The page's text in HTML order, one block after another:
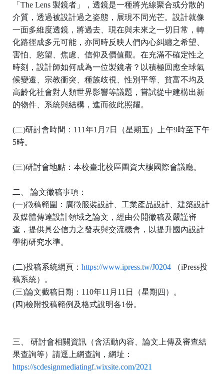
「 The Lens 製鏡者」，透鏡是一種將光線聚合或分散的
介質，透過被設計過之姿態，展現不同光芒。設計就像
一面多維度透鏡，將過去、現在與未來之一切日常，轉
化路徑成多元可能，亦同時反映人們內心糾纏之希望、
害怕、慾望、焦慮、信仰及價值觀。在充滿不確定性之
時刻，設計師如何成為一位製鏡者？以積極回應全球氣
候變遷、宗教衝突、種族歧視、性別平等、貧富不均及
高齡化社會對人類世界影響等議題，嘗試從中建構出新
的物件、系統與結構，進而彼此照耀。
(二)研討會時間： 111年1 月 7日（星期五）上午9時至下午
5時。
(三)研討會地點：本校臺北校區圖資大樓國際會議廳。
二、 論文徵稿事項：
(一)徵稿範圍：廣徵服裝設計、工業產品設計、建築設計
及媒體傳達設計領域之論文，經由公開徵稿及嚴謹審
查，提供具公信力之發表與交流機會，以提升國內設計
學術研究水準。
(二)投稿系統網頁： https://www.ipress.tw/J0204 （iPress投
稿系統）。
(三)論文截稿日期： 110年11 月 11 日（星期四）。
(四)檢附投稿範例及格式說明各1份。
三、 研討會相關資訊（含活動內容、論文上傳及審查結
果查詢等）請逕上網查詢，網址：
https://scdesignmediatingf.wixsite.com/2021